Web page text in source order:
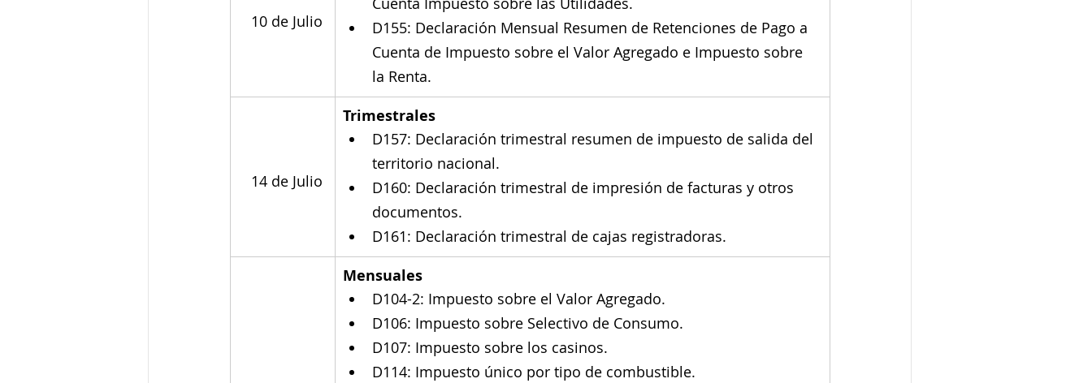
  10 de Julio
D155: Declaración Mensual Resumen de Retenciones de Pago a
Cuenta de Impuesto sobre el Valor Agregado e Impuesto sobre
la Renta.
  14 de Julio
Trimestrales
D157: Declaración trimestral resumen de impuesto de salida del
territorio nacional.
D160: Declaración trimestral de impresión de facturas y otros
documentos.
D161: Declaración trimestral de cajas registradoras.
Mensuales
D104-2: Impuesto sobre el Valor Agregado.
D106: Impuesto sobre Selectivo de Consumo.
D107: Impuesto sobre los casinos.
D114: Impuesto único por tipo de combustible.